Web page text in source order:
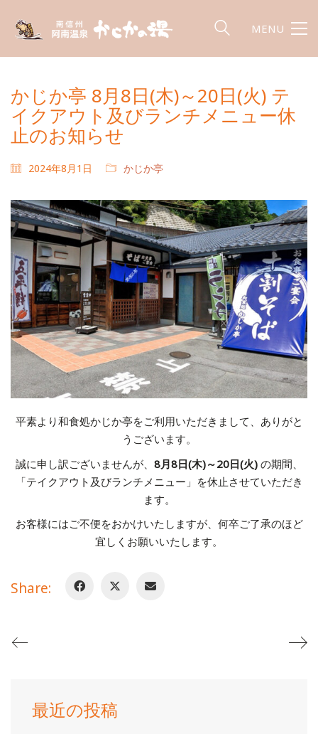
MENU
かじか亭 8月8日(木)～20日(火) テ
イクアウト及びランチメニュー休
止のお知らせ
2024年8月1日 かじか亭
平素より和食処かじか亭をご利用いただきまして、ありがと
うございます。
誠に申し訳ございませんが、 8月8日(木)～20日(火) の期間、
「テイクアウト及びランチメニュー」を休止させていただき
ます。
お客様にはご不便をおかけいたしますが、何卒ご了承のほど
宜しくお願いいたします。
Share:
最近の投稿